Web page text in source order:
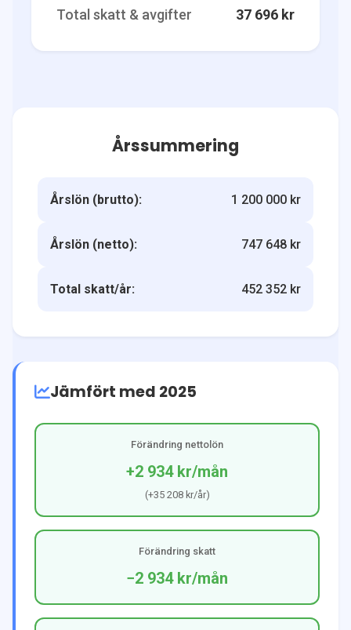
Total skatt & avgifter 37 696 kr
Årssummering
Årslön (brutto): 1 200 000 kr
Årslön (netto): 747 648 kr
Total skatt/år: 452 352 kr
Jämfört med 2025
Förändring nettolön
+2 934 kr/mån
(+35 208 kr/år)
Förändring skatt
−2 934 kr/mån